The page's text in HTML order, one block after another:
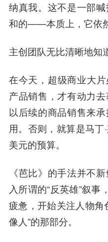
纳真我。这不是一部
和的——本质上，它依
主创团队无比清晰地知
在今天，超级商业大
产品销售，才有动力
以后续的商品销售来
用。否则，就算是马
美元的预算。
《芭比》的手法并不
入所谓的“反英雄”叙事
疲惫，开始关注人物角
像人”的那部分。